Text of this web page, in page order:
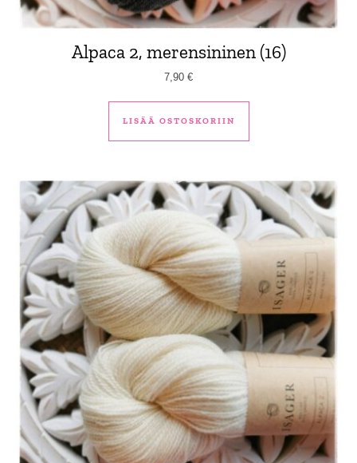
Alpaca 2, merensininen (16)
7,90 €
LISÄÄ OSTOSKORIIN